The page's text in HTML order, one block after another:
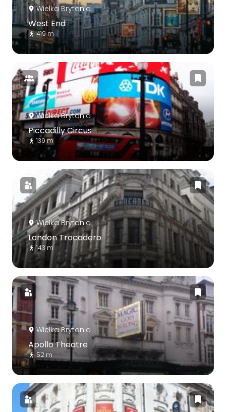
Wielka Brytania
West End
419 m
Wielka Brytania
Piccadilly Circus
139 m
Wielka Brytania
London Trocadero
143 m
Wielka Brytania
Apollo Theatre
52 m